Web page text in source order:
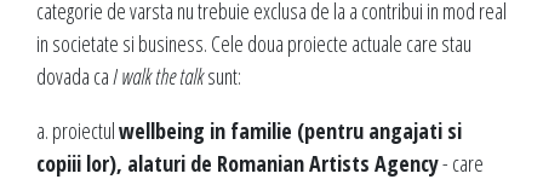
categorie de varsta nu trebuie exclusa de la a contribui in mod real
in societate si business. Cele doua proiecte actuale care stau
dovada caI walk the talksunt:
a. proiectulwellbeing in familie (pentru angajati si
copiii lor), alaturi de Romanian Artists Agency- care